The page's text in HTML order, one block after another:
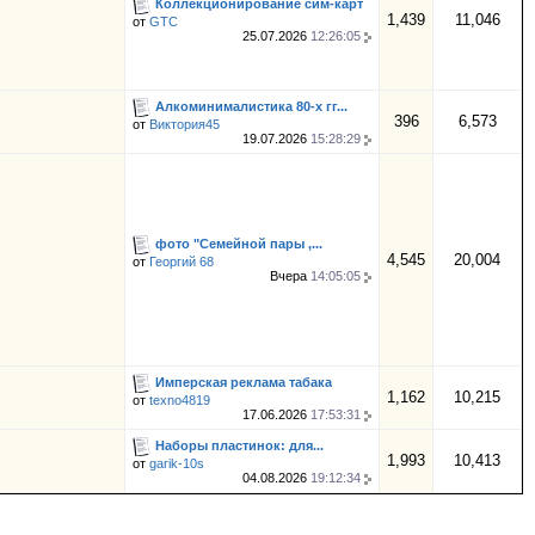
Коллекционирование сим-карт
от GTC
25.07.2026 12:26:05
1,439 11,046
Алкоминималистика 80-х гг...
от Виктория45
19.07.2026 15:28:29
396 6,573
фото "Семейной пары ,...
от Георгий 68
Вчера 14:05:05
4,545 20,004
Имперская реклама табака
от texno4819
17.06.2026 17:53:31
1,162 10,215
Наборы пластинок: для...
от garik-10s
04.08.2026 19:12:34
1,993 10,413